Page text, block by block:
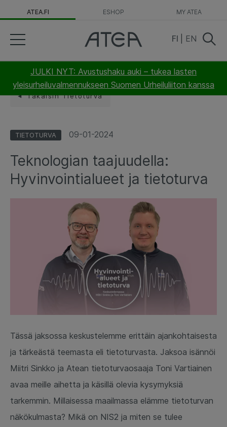
ATEA.FI ESHOP MY ATEA
JULKI NYT: Avustushaku auki – tukea lasten
yleisurheiluvalmennukseen Suomen Urheiluliiton kanssa
FI EN
Takaisin Tietoturva
TIETOTURVA 09-01-2024
Teknologian taajuudella:
Hyvinvointialueet ja tietoturva
Tässä jaksossa keskustelemme erittäin ajankohtaisesta
ja tärkeästä teemasta eli tietoturvasta. Jaksoa isännöi
Miitri Sinkko ja Atean tietoturvaosaaja Toni Vartiainen
avaa meille aihetta ja käsillä olevia kysymyksiä
tarkemmin. Millaisessa maailmassa elämme tietoturvan
näkökulmasta? Mikä on NIS2 ja miten se tulee